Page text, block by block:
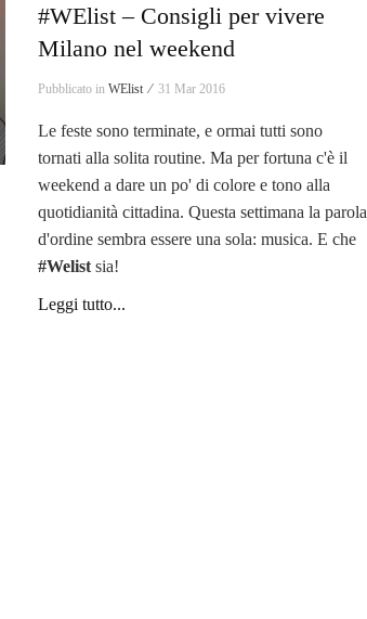
#WElist – Consigli per vivere
Milano nel weekend
Pubblicato in WElist ⁄ 31 Mar 2016
Le feste sono terminate, e ormai tutti sono
tornati alla solita routine. Ma per fortuna c'è il
weekend a dare un po' di colore e tono alla
quotidianità cittadina. Questa settimana la parola
d'ordine sembra essere una sola: musica. E che
#Welist sia!
Leggi tutto...